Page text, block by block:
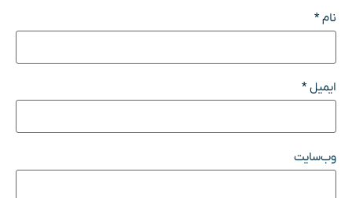
نام*
ایمیل*
وب‌سایت